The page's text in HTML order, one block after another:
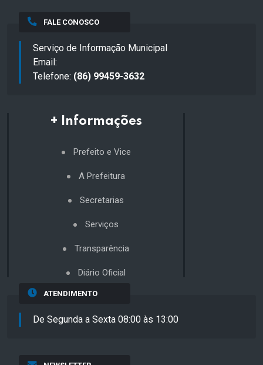
FALE CONOSCO
Serviço de Informação Municipal
Email:
Telefone: (86) 99459-3632
+ Informações
Prefeito e Vice
A Prefeitura
Secretarias
Serviços
Transparência
Diário Oficial
ATENDIMENTO
De Segunda a Sexta 08:00 às 13:00